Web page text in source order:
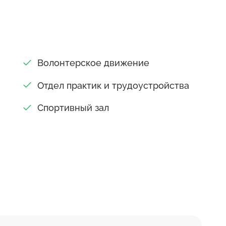
продукция производства;
механизмы. Библиотечное и
формирование фонда
является центром
в образовательном процессе. К
изданиями. В образовательный
каналу связи, а также
Волонтерское движение
Отдел практик и трудоустройства
Спортивный зал